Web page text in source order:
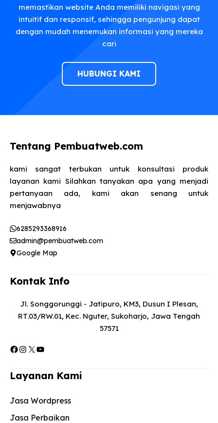
memastikan website Anda memiliki navigasi yang
intuitif dan responsif, sehingga pengunjung dapat
dengan mudah menemukan informasi yang mereka
cari
HUBUNGI KAMI
Tentang Pembuatweb.com
kami sangat terbukan untuk konsultasi produk
layanan kami Silahkan tanyakan apa yang menjadi
pertanyaan ada, kami akan senang untuk
menjawabnya​
6285293368916
admin@pembuatweb.com
Google Map
Kontak Info
Jl. Songgorunggi - Jatipuro, KM3, Dusun I Plesan,
RT.03/RW.01, Kec. Nguter, Sukoharjo, Jawa Tengah
57571
Facebook
Instagram
X YouTube
Layanan Kami
Jasa Wordpress
Jasa Perbaikan